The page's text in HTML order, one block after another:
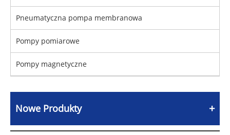
Pneumatyczna pompa membranowa
Pompy pomiarowe
Pompy magnetyczne
Nowe Produkty